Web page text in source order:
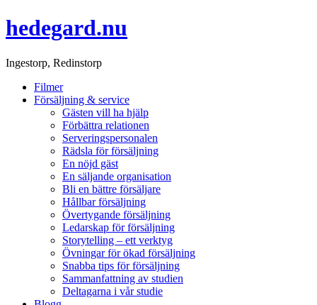
hedegard.nu
Ingestorp, Redinstorp
Filmer
Försäljning & service
Gästen vill ha hjälp
Förbättra relationen
Serveringspersonalen
Rädsla för försäljning
En nöjd gäst
En säljande organisation
Bli en bättre försäljare
Hållbar försäljning
Övertygande försäljning
Ledarskap för försäljning
Storytelling – ett verktyg
Övningar för ökad försäljning
Snabba tips för försäljning
Sammanfattning av studien
Deltagarna i vår studie